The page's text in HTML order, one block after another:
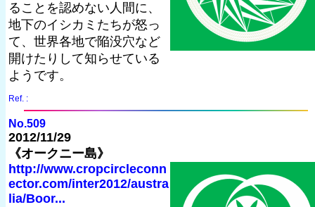
ることを認めない人間に、
地下のイシカミたちが怒っ
て、世界各地で陥没穴など
開けたりして知らせている
ようです。
Ref. :
No.509
2012/11/29
《オークニー島》
http://www.cropcircleconn
ector.com/inter2012/austra
lia/Boor...